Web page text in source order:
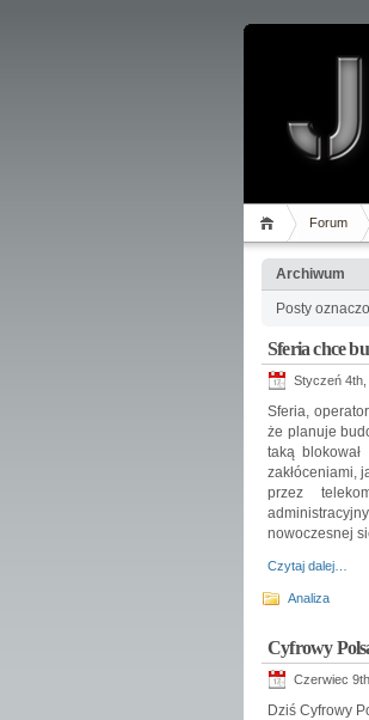
Forum
Archiwum
Posty
Sferia chce
Styczeń 4th,
Sferia,
że planuje
taką
zakłóceniami,
przez
nowoczesnej
Czytaj dalej…
Analiza
Cyfrowy
Czerwiec
Dziś Cyfrowy